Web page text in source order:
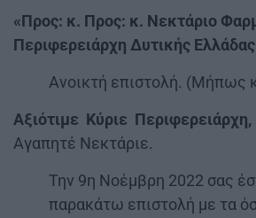
«Προς: κ. Προς: κ. Νεκτάριο
Περιφερειάρχη Δυτικής
Ανοικτή επιστολή. (Μήπως
Αξιότιμε Κύριε Περιφερειάρχη,
Αγαπητέ Νεκτάριε.
Την 9η Νοέμβρη 2022 σας
παρακάτω επιστολή με τα